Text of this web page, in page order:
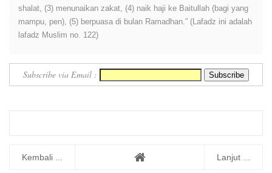
shalat, (3) menunaikan zakat, (4) naik haji ke Baitullah (bagi yang
mampu, pen), (5) berpuasa di bulan Ramadhan.” (Lafadz ini adalah
lafadz Muslim no. 122)
Subscribe via Email :
Kembali ... Lanjut ...